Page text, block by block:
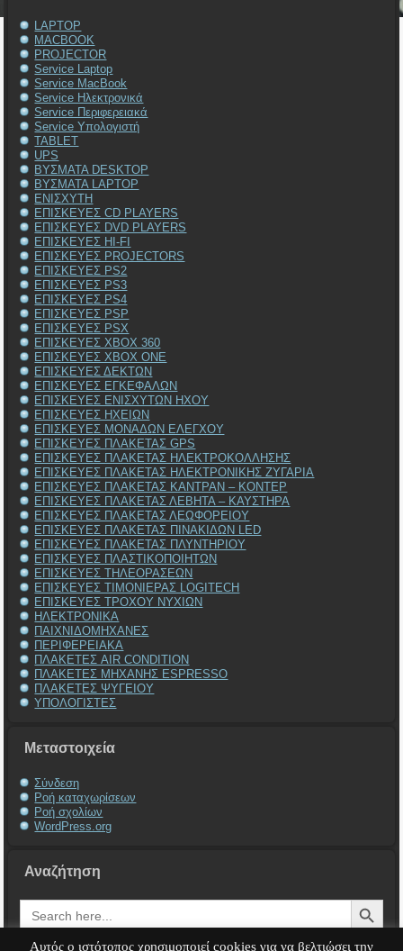
LAPTOP
MACBOOK
PROJECTOR
Service Laptop
Service MacBook
Service Ηλεκτρονικά
Service Περιφερειακά
Service Υπολογιστή
TABLET
UPS
ΒΥΣΜΑΤΑ DESKTOP
ΒΥΣΜΑΤΑ LAPTOP
ΕΝΙΣΧΥΤΗ
ΕΠΙΣΚΕΥΕΣ CD PLAYERS
ΕΠΙΣΚΕΥΕΣ DVD PLAYERS
ΕΠΙΣΚΕΥΕΣ HI-FI
ΕΠΙΣΚΕΥΕΣ PROJECTORS
ΕΠΙΣΚΕΥΕΣ PS2
ΕΠΙΣΚΕΥΕΣ PS3
ΕΠΙΣΚΕΥΕΣ PS4
ΕΠΙΣΚΕΥΕΣ PSP
ΕΠΙΣΚΕΥΕΣ PSX
ΕΠΙΣΚΕΥΕΣ XBOX 360
ΕΠΙΣΚΕΥΕΣ XBOX ONE
ΕΠΙΣΚΕΥΕΣ ΔΕΚΤΩΝ
ΕΠΙΣΚΕΥΕΣ ΕΓΚΕΦΑΛΩΝ
ΕΠΙΣΚΕΥΕΣ ΕΝΙΣΧΥΤΩΝ ΗΧΟΥ
ΕΠΙΣΚΕΥΕΣ ΗΧΕΙΩΝ
ΕΠΙΣΚΕΥΕΣ ΜΟΝΑΔΩΝ ΕΛΕΓΧΟΥ
ΕΠΙΣΚΕΥΕΣ ΠΛΑΚΕΤΑΣ GPS
ΕΠΙΣΚΕΥΕΣ ΠΛΑΚΕΤΑΣ ΗΛΕΚΤΡΟΚΟΛΛΗΣΗΣ
ΕΠΙΣΚΕΥΕΣ ΠΛΑΚΕΤΑΣ ΗΛΕΚΤΡΟΝΙΚΗΣ ΖΥΓΑΡΙΑ
ΕΠΙΣΚΕΥΕΣ ΠΛΑΚΕΤΑΣ ΚΑΝΤΡΑΝ – ΚΟΝΤΕΡ
ΕΠΙΣΚΕΥΕΣ ΠΛΑΚΕΤΑΣ ΛΕΒΗΤΑ – ΚΑΥΣΤΗΡΑ
ΕΠΙΣΚΕΥΕΣ ΠΛΑΚΕΤΑΣ ΛΕΩΦΟΡΕΙΟΥ
ΕΠΙΣΚΕΥΕΣ ΠΛΑΚΕΤΑΣ ΠΙΝΑΚΙΔΩΝ LED
ΕΠΙΣΚΕΥΕΣ ΠΛΑΚΕΤΑΣ ΠΛΥΝΤΗΡΙΟΥ
ΕΠΙΣΚΕΥΕΣ ΠΛΑΣΤΙΚΟΠΟΙΗΤΩΝ
ΕΠΙΣΚΕΥΕΣ ΤΗΛΕΟΡΑΣΕΩΝ
ΕΠΙΣΚΕΥΕΣ ΤΙΜΟΝΙΕΡΑΣ LOGITECH
ΕΠΙΣΚΕΥΕΣ ΤΡΟΧΟΥ ΝΥΧΙΩΝ
ΗΛΕΚΤΡΟΝΙΚΑ
ΠΑΙΧΝΙΔΟΜΗΧΑΝΕΣ
ΠΕΡΙΦΕΡΕΙΑΚΑ
ΠΛΑΚΕΤΕΣ AIR CONDITION
ΠΛΑΚΕΤΕΣ ΜΗΧΑΝΗΣ ESPRESSO
ΠΛΑΚΕΤΕΣ ΨΥΓΕΙΟΥ
ΥΠΟΛΟΓΙΣΤΕΣ
Μεταστοιχεία
Σύνδεση
Ροή καταχωρίσεων
Ροή σχολίων
WordPress.org
Αναζήτηση
Search
for:
Search Button
Αυτός ο ιστότοπος χρησιμοποιεί cookies για να βελτιώσει την